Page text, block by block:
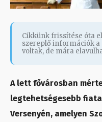
Cikkünk frissítése óta
szereplő információk
voltak, de mára
A lett fővárosban
legtehetségesebb
Versenyén, amelyen